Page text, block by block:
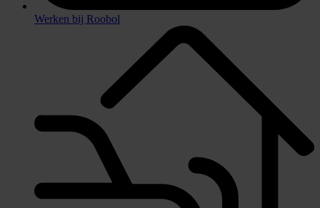
Werken bij Roobol